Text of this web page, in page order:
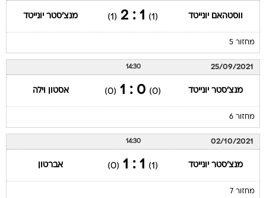
ווסטהאם יונייטד (1)
1 : 2
(1) מנצ'סטר יונייטד
מחזור 5
25/09/2021
14:30
מנצ'סטר יונייטד (0)
0 : 1
(0) אסטון וילה
מחזור 6
02/10/2021
14:30
מנצ'סטר יונייטד (1)
1 : 1
(0) אברטון
מחזור 7